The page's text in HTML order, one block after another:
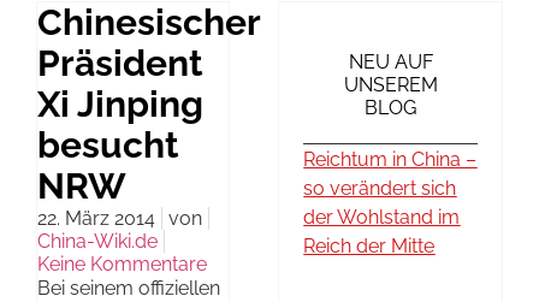
Chinesischer
Präsident
Xi Jinping
besucht
NRW
22. März 2014 von
China-Wiki.de
Keine Kommentare
Bei seinem offiziellen
NEU AUF
UNSEREM
BLOG
Reichtum in China –
so verändert sich
der Wohlstand im
Reich der Mitte